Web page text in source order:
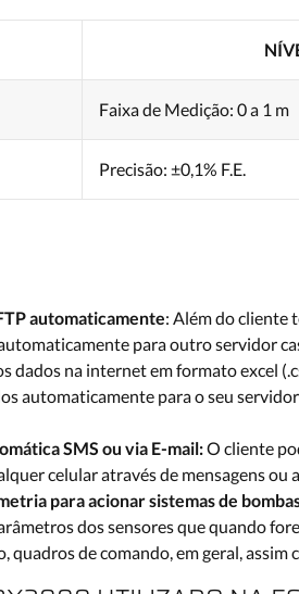
Faixa de Medição: 0 a 1 m
Precisão: ±0,1% F.E.
automaticamente: Além do cliente
para outro servidor
dados na internet em formato excel
automaticamente para o seu
SMS ou via E-mail:O cliente
celular através de mensagens ou
para acionar sistemas de
dos sensores que quando
de comando, em geral, assim